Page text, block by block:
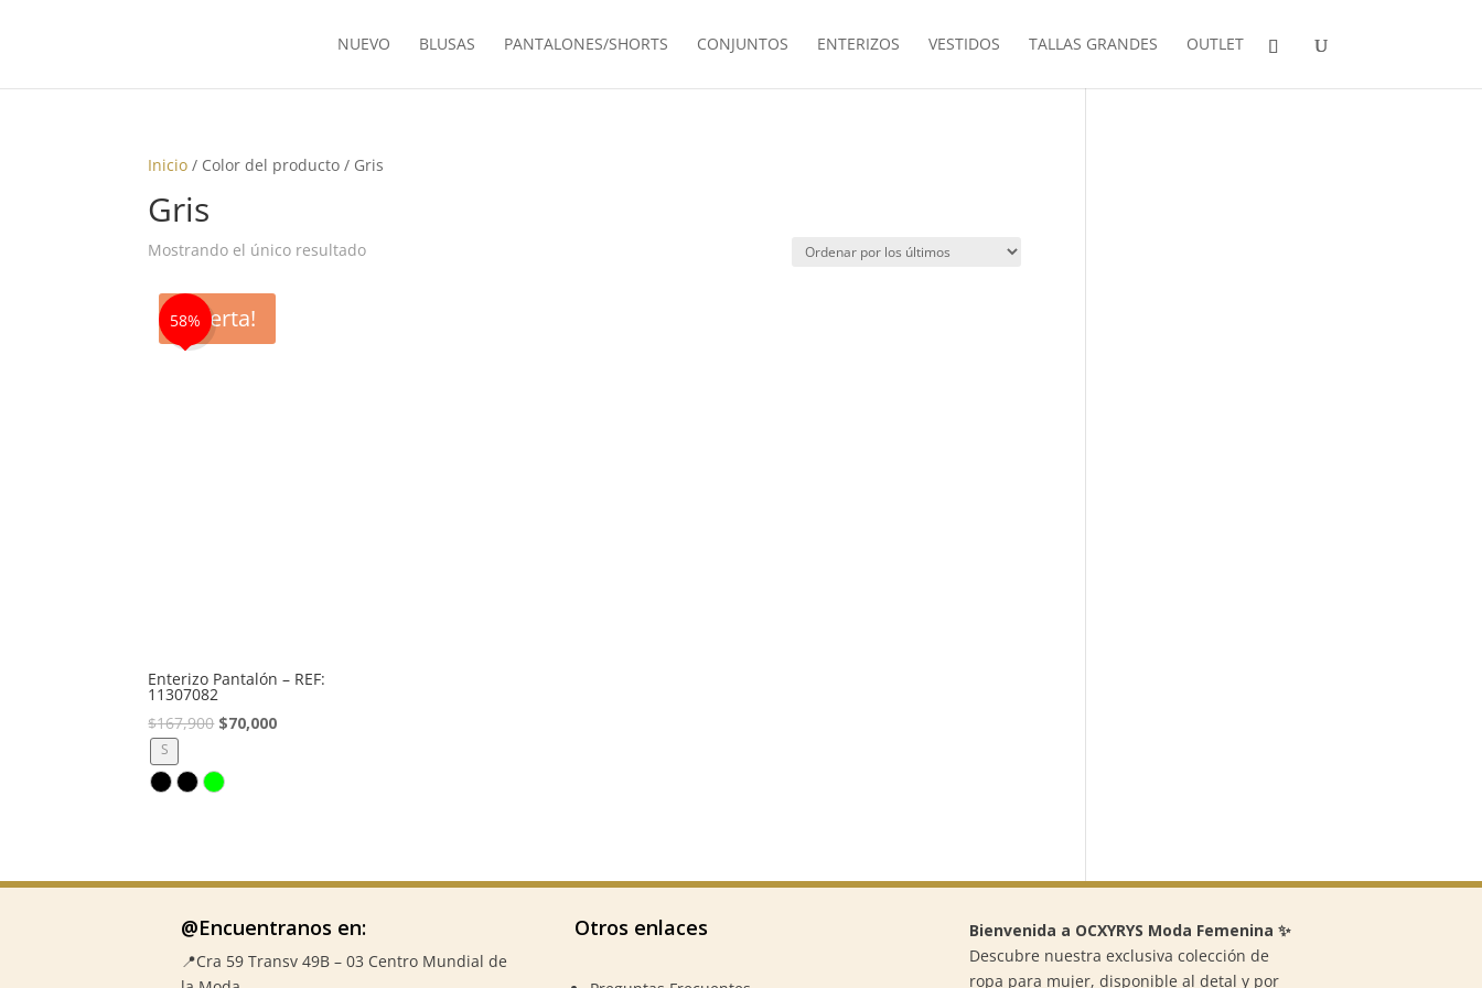
NUEVO BLUSAS PANTALONES/SHORTS CONJUNTOS ENTERIZOS VESTIDOS TALLAS GRANDES OUTLET
Inicio / Color del producto / Gris
Gris
Mostrando el único resultado
58%
¡Oferta!
Enterizo Pantalón – REF:
11307082
$167,900 El
original
era:
$70,000El
S
@Encuentranos en:
📍Cra 59 Transv 49B – 03 Centro Mundial de
Otros enlaces
Bienvenida a OCXYRYS Moda Femenina ✨
Descubre nuestra exclusiva colección de
ropa para mujer, disponible al detal y por